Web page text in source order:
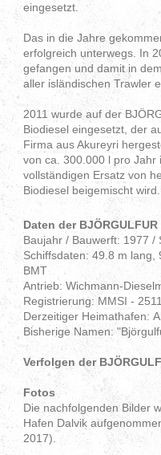
eingesetzt.
Das in die Jahre
erfolgreich unterwegs. In
gefangen und damit in
aller isländischen Trawler
2011 wurde auf der
Biodiesel eingesetzt, der
Firma aus Akureyri
von ca. 300.000 l pro Jahr
vollständigen Ersatz von
Biodiesel beigemischt wird.
Daten der BJÖRGULFUR
Baujahr / Bauwerft: 1977 /
Schiffsdaten: 49.8 m lang,
BMT
Antrieb: Wichmann-
Registrierung: MMSI -
Derzeitiger Heimathafen:
Bisherige Namen:
Verfolgen der
Fotos
Die nachfolgenden Bilder
Hafen Dalvik
2017).